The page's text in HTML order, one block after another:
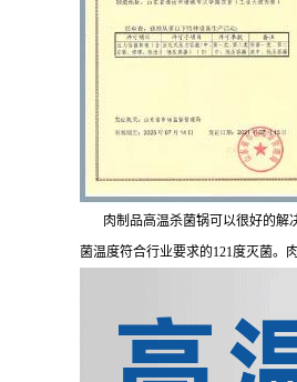
肉制品高温杀菌锅可以很好的解决
菌温度符合行业要求的121度灭菌。